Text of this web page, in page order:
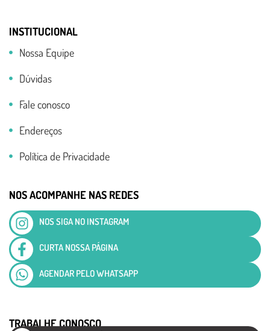
INSTITUCIONAL
Nossa Equipe
Dúvidas
Fale conosco
Endereços
Política de Privacidade
NOS ACOMPANHE NAS REDES
NOS SIGA NO INSTAGRAM
CURTA NOSSA PÁGINA
AGENDAR PELO WHATSAPP
TRABALHE CONOSCO